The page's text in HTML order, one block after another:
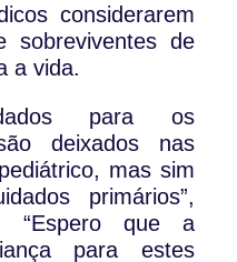
considerarem
sobreviventes de
a vida.
para os
deixados nas
mas sim
primários”,
“Espero que a
para estes